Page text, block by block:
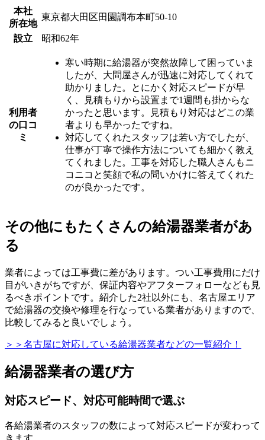
本社
所在地
東京都大田区田園調布本町50-10
設立 昭和62年
利用者
の口コ
ミ
寒い時期に給湯器が突然故障して困っていま
したが、大問屋さんが迅速に対応してくれて
助かりました。とにかく対応スピードが早
く、見積もりから設置まで1週間も掛からな
かったと思います。見積もり対応はどこの業
者よりも早かったですね。
対応してくれたスタッフは若い方でしたが、
仕事が丁寧で操作方法についても細かく教え
てくれました。工事を対応した職人さんもニ
コニコと笑顔で私の問いかけに答えてくれた
のが良かったです。
その他にもたくさんの給湯器業者があ
る
業者によっては工事費に差があります。つい工事費用にだけ
目がいきがちですが、保証内容やアフターフォローなども見
るべきポイントです。紹介した2社以外にも、名古屋エリア
で給湯器の交換や修理を行なっている業者がありますので、
比較してみると良いでしょう。
＞＞ 名古屋に対応している給湯器業者などの一覧紹介！
給湯器業者の選び方
対応スピード、対応可能時間で選ぶ
各給湯業者のスタッフの数によって対応スピードが変わって
きます。